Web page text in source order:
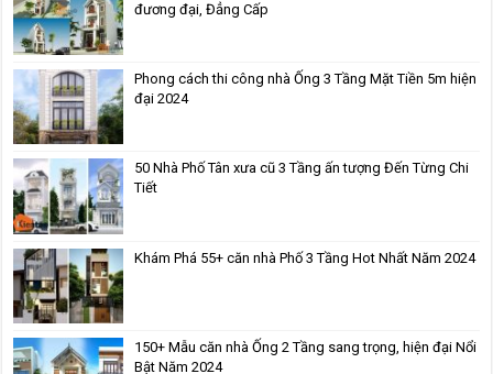
đương đại, Đẳng Cấp
Phong cách thi công nhà Ống 3 Tầng Mặt Tiền 5m hiện
đại 2024
50 Nhà Phố Tân xưa cũ 3 Tầng ấn tượng Đến Từng Chi
Tiết
Khám Phá 55+ căn nhà Phố 3 Tầng Hot Nhất Năm 2024
150+ Mẫu căn nhà Ống 2 Tầng sang trọng, hiện đại Nổi
Bật Năm 2024